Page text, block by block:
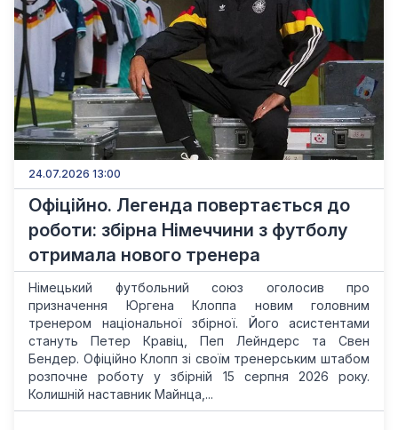
24.07.2026 13:00
Офіційно. Легенда повертається до
роботи: збірна Німеччини з футболу
отримала нового тренера
Німецький футбольний союз оголосив про
призначення Юргена Клоппа новим головним
тренером національної збірної. Його асистентами
стануть Петер Кравіц, Пеп Лейндерс та Свен
Бендер. Офіційно Клопп зі своїм тренерським штабом
розпочне роботу у збірній 15 серпня 2026 року.
Колишній наставник Майнца,...